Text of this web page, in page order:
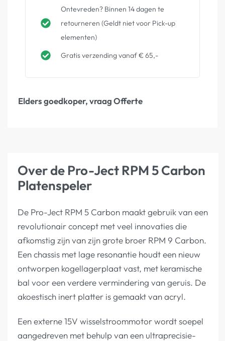
Ontevreden? Binnen 14 dagen te
retourneren (Geldt niet voor Pick-up
elementen)
Gratis verzending vanaf € 65,-
Elders goedkoper, vraag Offerte
Over de Pro-Ject RPM 5 Carbon
Platenspeler
De Pro-Ject RPM 5 Carbon maakt gebruik van een
revolutionair concept met veel innovaties die
afkomstig zijn van zijn grote broer RPM 9 Carbon.
Een chassis met lage resonantie houdt een nieuw
ontworpen kogellagerplaat vast, met keramische
bal voor een verdere vermindering van geruis. De
akoestisch inert platter is gemaakt van acryl.
Een externe 15V wisselstroommotor wordt soepel
aangedreven met behulp van een ultraprecisie-